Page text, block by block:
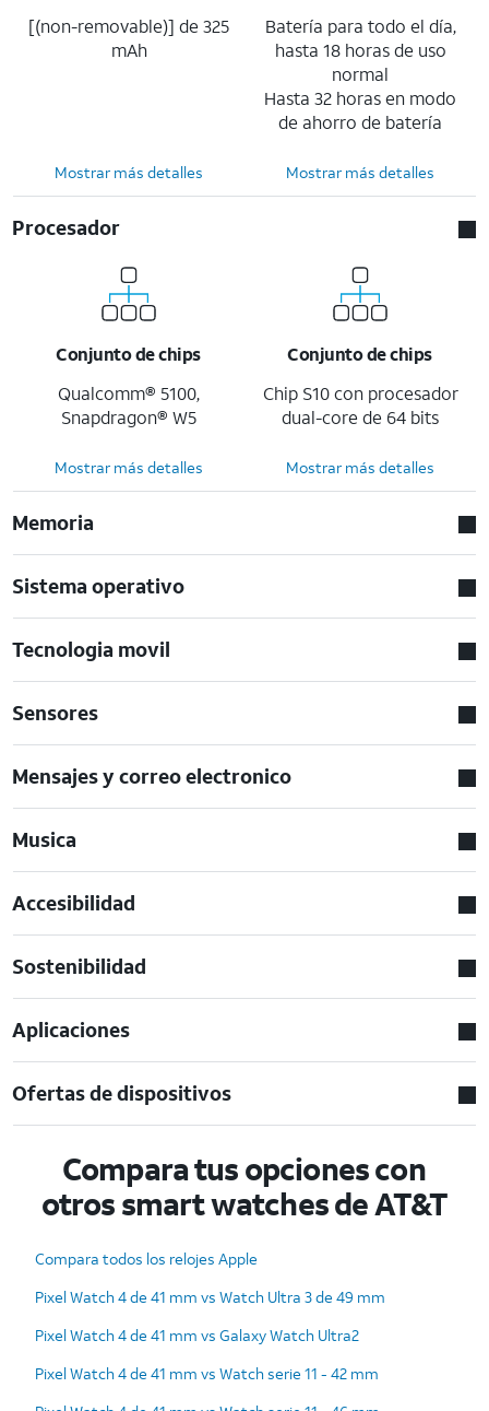
[(non-removable)] de 325
mAh
Batería para todo el día,
hasta 18 horas de uso
normal
Hasta 32 horas en modo
de ahorro de batería
Mostrar más detalles Mostrar más detalles
Procesador
Conjunto de chips
Qualcomm® 5100,
Snapdragon® W5
Conjunto de chips
Chip S10 con procesador
dual-core de 64 bits
Mostrar más detalles Mostrar más detalles
Memoria
Sistema operativo
Tecnologia movil
Sensores
Mensajes y correo electronico
Musica
Accesibilidad
Sostenibilidad
Aplicaciones
Ofertas de dispositivos
Compara tus opciones con
otros smart watches de AT&T
Compara todos los relojes Apple
Pixel Watch 4 de 41 mm vs Watch Ultra 3 de 49 mm
Pixel Watch 4 de 41 mm vs Galaxy Watch Ultra2
Pixel Watch 4 de 41 mm vs Watch serie 11 - 42 mm